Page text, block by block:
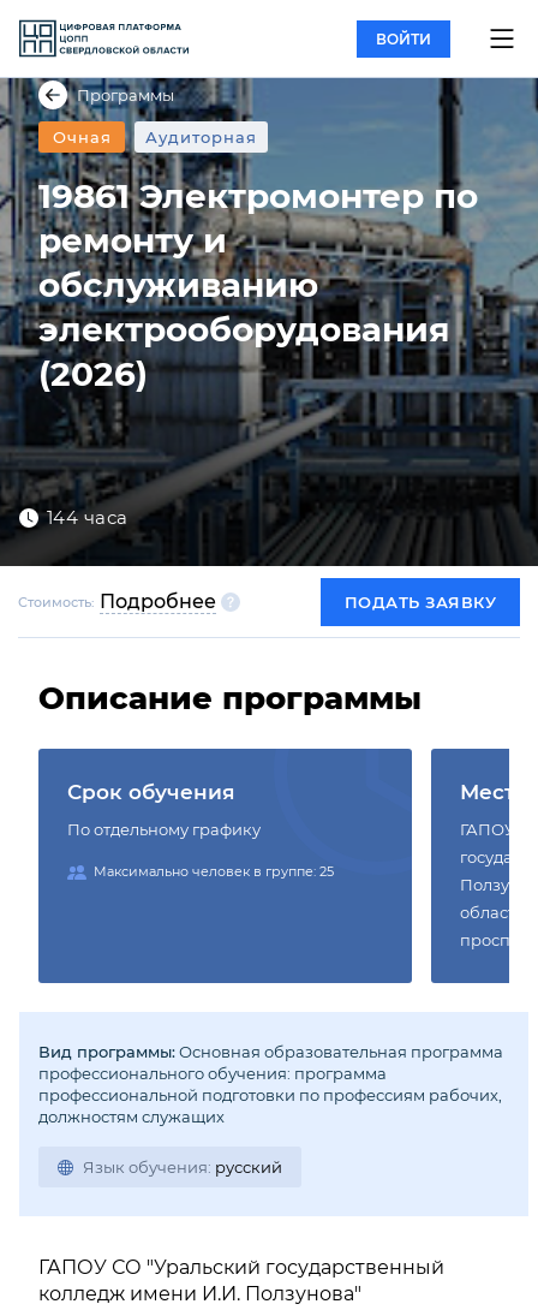
ВОЙТИ
Программы
Очная Аудиторная
19861 Электромонтер по
ремонту и
обслуживанию
электрооборудования
(2026)
144 часа
Стоимость: Подробнее ПОДАТЬ ЗАЯВКУ
Описание программы
Срок обучения
По отдельному графику
Максимально человек в группе: 25
Место
ГАПОУ
область,
Вид программы:Основная образовательная программа
профессионального обучения: программа
профессиональной подготовки по профессиям рабочих,
должностям служащих
Язык обучения: русский
ГАПОУ СО "Уральский государственный
колледж имени И.И. Ползунова"